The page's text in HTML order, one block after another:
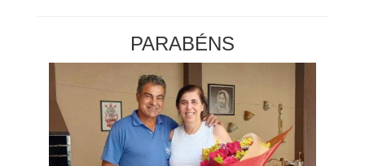
PARABÉNS